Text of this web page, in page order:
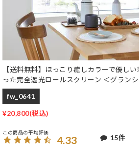
【送料無料】ほっこり癒しカラーで優し
った完全遮光ロールスクリーン ＜グラン
fw_0641
¥20,800
4.33 15